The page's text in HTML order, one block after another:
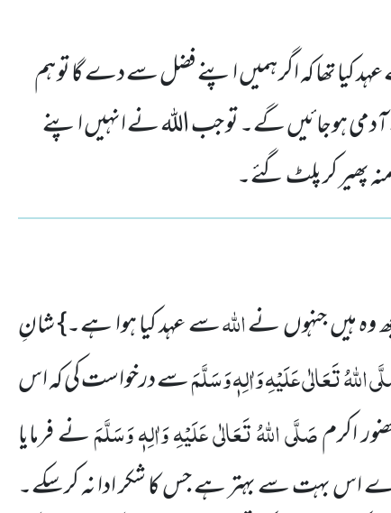
کیا تھا کہ اگر ہمیں اپنے فضل سے دے گا تو ہم
ہوجائیں گے۔ تو جب اللہ نے انہیں اپنے
پھیر کر پلٹ گئے۔
وہ ہیں جنہوں نےاللہسے عہد کیا ہوا ہے۔} شانِ
اللہُ تَعَالٰی عَلَیْہِ وَاٰلِہٖ وَسَلَّمَسے درخواست کی کہ اس
اکرمصَلَّی اللہُ تَعَالٰی عَلَیْہِ وَاٰلِہٖ وَسَلَّمَنے فرمایا
اس بہت سے بہتر ہے جس کا شکر ادا نہ کرسکے۔